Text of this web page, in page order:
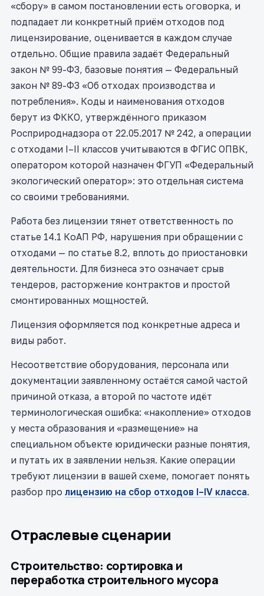
«сбору» в самом постановлении есть оговорка, и
подпадает ли конкретный приём отходов под
лицензирование, оценивается в каждом случае
отдельно. Общие правила задаёт Федеральный
закон № 99-ФЗ, базовые понятия — Федеральный
закон № 89-ФЗ «Об отходах производства и
потребления». Коды и наименования отходов
берут из ФККО, утверждённого приказом
Росприроднадзора от 22.05.2017 № 242, а операции
с отходами I–II классов учитываются в ФГИС ОПВК,
оператором которой назначен ФГУП «Федеральный
экологический оператор»: это отдельная система
со своими требованиями.
Работа без лицензии тянет ответственность по
статье 14.1 КоАП РФ, нарушения при обращении с
отходами — по статье 8.2, вплоть до приостановки
деятельности. Для бизнеса это означает срыв
тендеров, расторжение контрактов и простой
смонтированных мощностей.
Лицензия оформляется под конкретные адреса и
виды работ.
Несоответствие оборудования, персонала или
документации заявленному остаётся самой частой
причиной отказа, а второй по частоте идёт
терминологическая ошибка: «накопление» отходов
у места образования и «размещение» на
специальном объекте юридически разные понятия,
и путать их в заявлении нельзя. Какие операции
требуют лицензии в вашей схеме, помогает понять
разбор про лицензию на сбор отходов I–IV класса.
Отраслевые сценарии
Строительство: сортировка и
переработка строительного мусора